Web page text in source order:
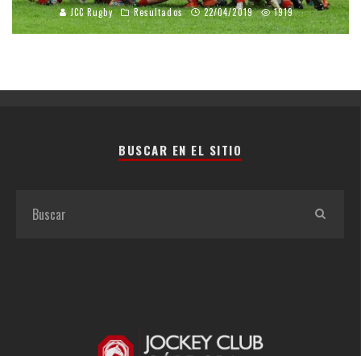
JCC Rugby Resultados 22/04/2019 1919
BUSCAR EN EL SITIO